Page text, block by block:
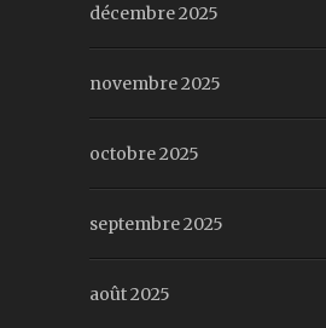
décembre 2025
novembre 2025
octobre 2025
septembre 2025
août 2025